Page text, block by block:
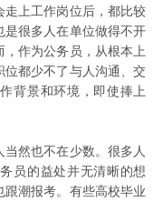
上工作岗位后，都比较
很多人在单位做得不开
作为公务员，从根本上
都少不了与人沟通、交
背景和环境，即使捧上
然也不在少数。很多人
员的益处并无清晰的想
潮报考。有些高校毕业